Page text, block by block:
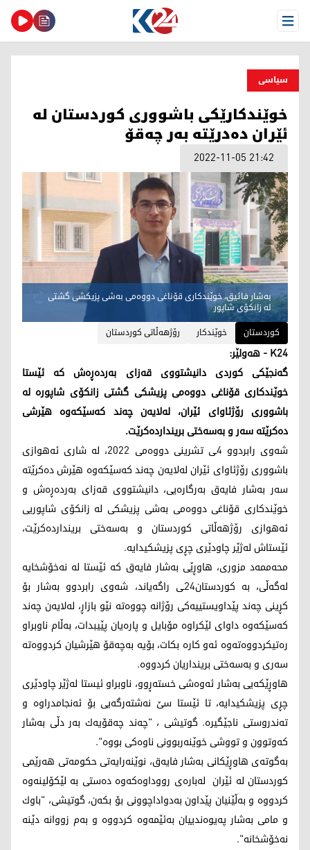
Open Menu
سیاسی
خوێندكارێكی باشووری كوردستان له‌
ئێران ده‌درێته‌ به‌ر چه‌قۆ
2022-11-05 21:42
به‌شار فائیق، خوێندكاری قۆناغی دووه‌می به‌شی پزیكشی گشتی
له‌ زانكۆی شاپور
کوردستان
خوێندكار رۆژهه‌ڵاتی كوردستان
K24 - هه‌ولێر:
گه‌نجێكی كوردی دانیشتووی قه‌زای به‌رده‌ڕه‌ش كه‌ ئێستا
خوێندكاری قۆناغی دووه‌می پزیشكی گشتی زانكۆی شاپوره‌ له‌
باشووری رۆژئاوای ئێران، له‌لایه‌ن چه‌ند كه‌سێكه‌وه‌ هێرشی
ده‌كرێته‌ سه‌ر و به‌سه‌ختی بریندارده‌كرێت.
شه‌وی رابردوو 4ـی تشرینی دووه‌می 2022، له‌ شاری ئه‌هوازی
باشووری رۆژئاوای ئێران له‌لایه‌ن چه‌ند كه‌سێكه‌وه‌ هێرش ده‌كرێته‌
سه‌ر به‌شار فایه‌ق به‌رگاره‌یی، دانیشتووی قه‌زای به‌رده‌ڕه‌ش و
خوێندكاری قۆناغی دووه‌می به‌شی پزیشكی له‌ زانكۆی شاپوریی
ئه‌هوازی رۆژهه‌ڵاتی كوردستان و به‌سه‌ختی بریندارده‌كرێت،
ئێستاش له‌ژێر چاودێری چڕی پزیشكیدایه‌.
محه‌ممه‌د مزوری، هاوڕێی به‌شار فایه‌ق كه‌ ئێستا له‌ نه‌خۆشخایه‌
له‌گه‌ڵی، به‌ كوردستان24ـی راگه‌یاند، شه‌وی رابردوو به‌شار بۆ
كڕینی چه‌ند پێداویستییه‌كی رۆژانه‌ چووه‌ته‌ نێو بازاڕ، له‌لایه‌ن چه‌ند
كه‌سێكه‌وه‌ داوای لێكراوه‌ مۆبایل و پاره‌یان پێیبدات، به‌ڵام ناوبراو
ره‌تیكردووه‌ته‌وه‌ ئه‌و كاره‌ بكات، بۆیه‌ به‌چه‌قۆ هێرشیان كردووه‌ته‌
سه‌ری و به‌سه‌ختی برینداریان كردووه‌.
هاوڕێكه‌یی به‌شار ئه‌وه‌شی خسته‌ڕوو، ناوبراو ئیستا له‌ژێر چاودێری
چڕی پزیشكیدایه‌، تا ئێستا سێ نه‌شته‌رگه‌یی بۆ ئه‌نجامدراوه‌ و
ته‌ندروستی ناجێگیره‌. گوتیشی ، "چه‌ند چه‌قۆیه‌ك به‌ر دڵی به‌شار
كه‌وتوون و تووشی خوێنه‌ربوونی ناوه‌كی بووه"‌.
به‌گوته‌ی هاوڕێكانی به‌شار فایه‌ق، نوێنه‌رایه‌تی حكومه‌تی هه‌رێمی
كوردستان له‌ ئێران له‌باره‌ی رووداوه‌كه‌وه‌ ده‌ستی به‌ لێكۆلینه‌وه‌
كردووه‌ و به‌ڵێنیان پێداون به‌دواداچوونی بۆ بكه‌ن، گوتیشی، "باوك
و مامی به‌شار په‌یوه‌ندییان به‌ئێمه‌وه‌ كردووه‌ و به‌م زووانه‌ دێنه‌
نه‌خۆشخانه‌".